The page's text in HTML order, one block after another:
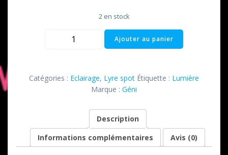
2 en stock
quantité
5
Ajouter au panier
Catégories : Eclairage, Lyre spot Étiquette : Lumière
Marque : Géni
Description
Informations complémentaires
Avis (0)